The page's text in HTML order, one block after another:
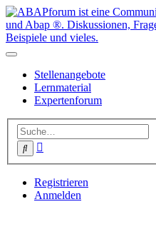
Stellenangebote
Lernmaterial
Expertenforum
Suche
Registrieren
Anmelden